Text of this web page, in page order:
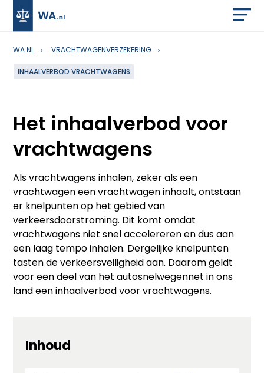
WA.NL VRACHTWAGENVERZEKERING
INHAALVERBOD VRACHTWAGENS
Het inhaalverbod voor
vrachtwagens
Als vrachtwagens inhalen, zeker als een
vrachtwagen een vrachtwagen inhaalt, ontstaan
er knelpunten op het gebied van
verkeersdoorstroming. Dit komt omdat
vrachtwagens niet snel accelereren en dus aan
een laag tempo inhalen. Dergelijke knelpunten
tasten de verkeersveiligheid aan. Daarom geldt
voor een deel van het autosnelwegennet in ons
land een inhaalverbod voor vrachtwagens.
Inhoud